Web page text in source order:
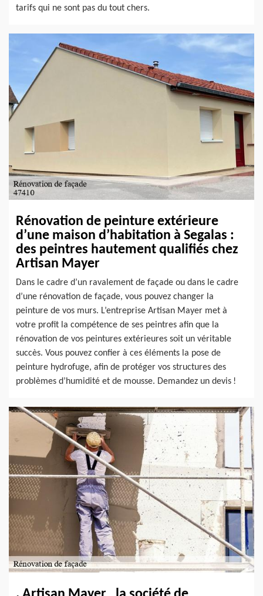
tarifs qui ne sont pas du tout chers.
Rénovation de peinture extérieure
d’une maison d’habitation à Segalas :
des peintres hautement qualifiés chez
Artisan Mayer
Dans le cadre d’un ravalement de façade ou dans le cadre
d’une rénovation de façade, vous pouvez changer la
peinture de vos murs. L’entreprise Artisan Mayer met à
votre profit la compétence de ses peintres afin que la
rénovation de vos peintures extérieures soit un véritable
succès. Vous pouvez confier à ces éléments la pose de
peinture hydrofuge, afin de protéger vos structures des
problèmes d’humidité et de mousse. Demandez un devis !